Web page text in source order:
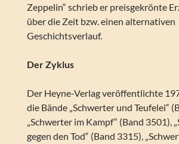
Zeppelin“ schrieb er preisgekrönte
über die Zeit bzw. einen alternativen
Geschichtsverlauf.
Der Zyklus
Der Heyne-Verlag veröffentlichte
die Bände „Schwerter und Teufelei“
„Schwerter im Kampf“ (Band 3501),
gegen den Tod“ (Band 3315),